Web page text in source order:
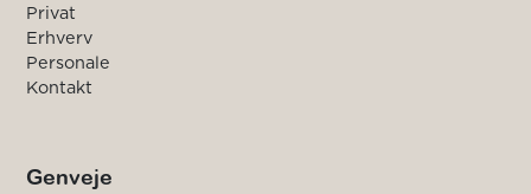
Privat
Erhverv
Personale
Kontakt
Genveje